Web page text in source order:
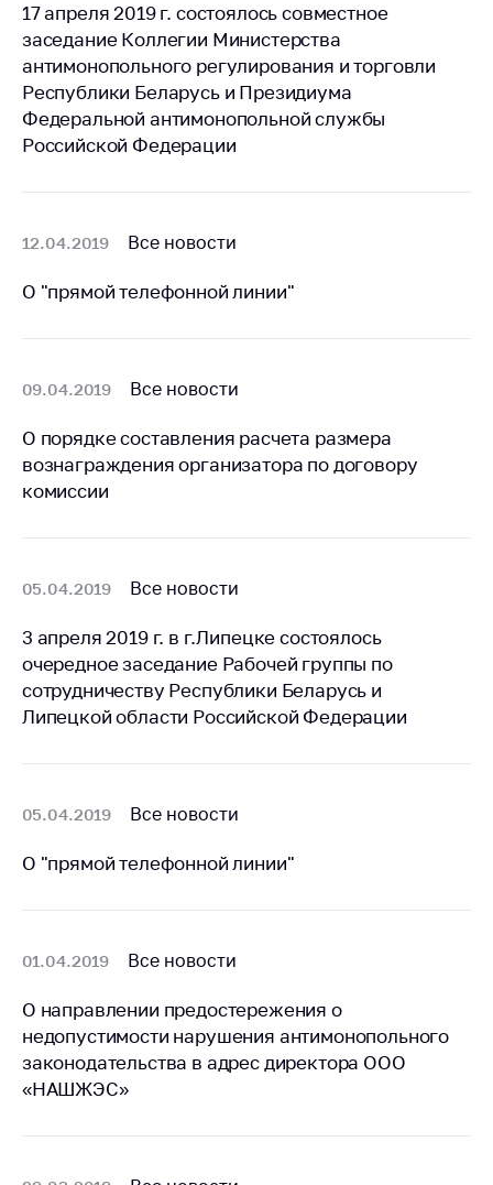
Прямaя телефоннaя
линия
Горячая линия
Электронные
цен на лекарства и
Контакты
работы
Приемная
Министра
Пресс-служба
государственный
орган
Важное на сайте
Ценообразование
средства, изделия
медицинского
технику
по установлению
факта нарушения
(отсутствия)
нарушения
антимонопольного
17 апреля 2019 г. состоялось совместное
заседание Коллегии Министерства
антимонопольного регулирования и торговли
Республики Беларусь и Президиума
Федеральной антимонопольной службы
Российской Федерации
12.04.2019 Все новости
О "прямой телефонной линии"
09.04.2019 Все новости
О порядке составления расчета размера
вознаграждения организатора по договору
комиссии
05.04.2019 Все новости
3 апреля 2019 г. в г.Липецке состоялось
очередное заседание Рабочей группы по
сотрудничеству Республики Беларусь и
Липецкой области Российской Федерации
05.04.2019 Все новости
О "прямой телефонной линии"
01.04.2019 Все новости
О направлении предостережения о
недопустимости нарушения антимонопольного
законодательства в адрес директора ООО
«НАШЖЭС»